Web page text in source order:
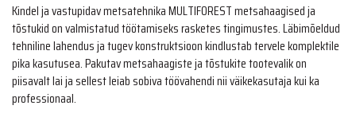
Kindel ja vastupidav metsatehnika MULTIFOREST metsahaagised ja
tõstukid on valmistatud töötamiseks rasketes tingimustes. Läbimõeldud
tehniline lahendus ja tugev konstruktsioon kindlustab tervele komplektile
pika kasutusea. Pakutav metsahaagiste ja tõstukite tootevalik on
piisavalt lai ja sellest leiab sobiva töövahendi nii väikekasutaja kui ka
professionaal.